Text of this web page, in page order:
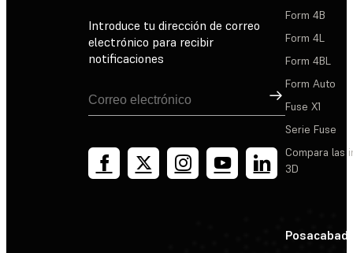
Introduce tu dirección de correo
electrónico para recibir
notificaciones
Suscribirse
Form 4B
Form 4L
Form 4BL
Form Auto
Fuse X1
Serie Fuse
Compara las
3D